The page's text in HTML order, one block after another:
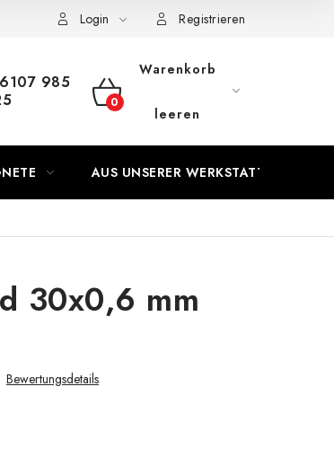
Login Registrieren
985
WARENKORB
Warenkorb
leeren
AUS UNSERER WERKSTATT
30x0,6 mm
Bewertungsdetails